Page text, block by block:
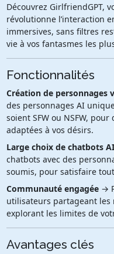
Découvrez GirlfriendGPT,
révolutionne l’interaction
immersives, sans filtres
vie à vos fantasmes les
Fonctionnalités
Création de personnages
des personnages AI
soient SFW ou NSFW,
adaptées à vos désirs.
Large choix de chatbots AI
chatbots avec des
soumis, pour satisfaire
Communauté engagée→
utilisateurs partageant les
explorant les limites de
Avantages clés